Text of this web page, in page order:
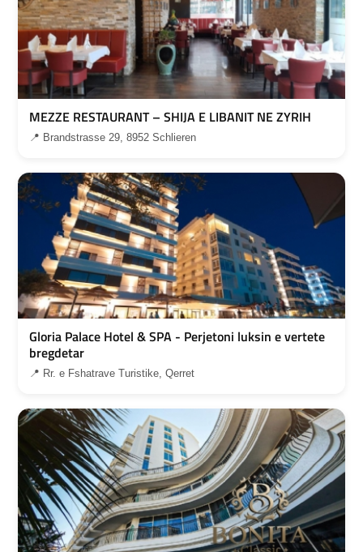
MEZZE RESTAURANT – SHIJA E LIBANIT NE ZYRIH
📍 Brandstrasse 29, 8952 Schlieren
Gloria Palace Hotel & SPA - Perjetoni luksin e vertete
bregdetar
📍 Rr. e Fshatrave Turistike, Qerret